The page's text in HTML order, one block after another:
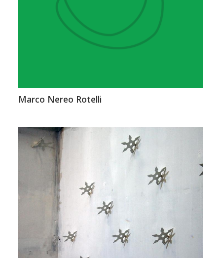
Marco Nereo Rotelli